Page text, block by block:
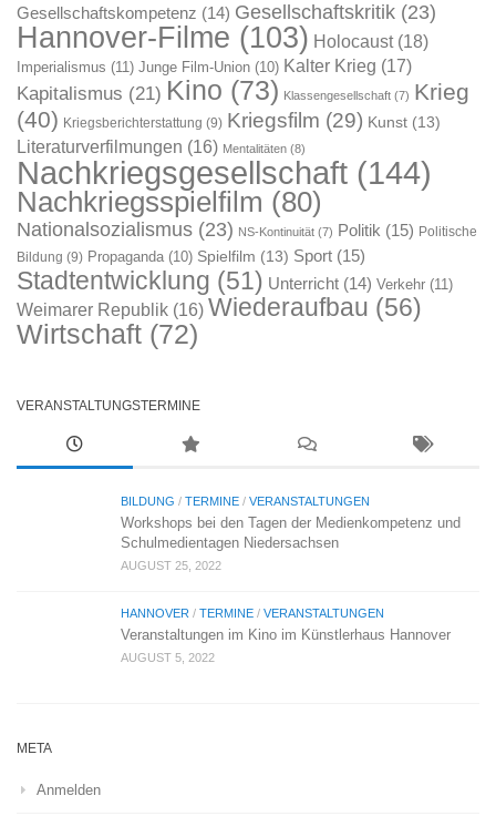
Gesellschaftskompetenz (14) Gesellschaftskritik (23)
Hannover-Filme (103) Holocaust(18)
Imperialismus (11) Junge Film-Union (10) Kalter Krieg (17)
Kapitalismus (21) Kino (73) Klassengesellschaft (7) Krieg
(40) Kriegsberichterstattung (9) Kriegsfilm (29) Kunst (13)
Literaturverfilmungen (16) Mentalitäten (8)
Nachkriegsgesellschaft (144)
Nachkriegsspielfilm (80)
Nationalsozialismus (23) NS-Kontinuität (7) Politik (15) Politische
Bildung (9) Propaganda (10) Spielfilm (13) Sport (15)
Stadtentwicklung (51) Unterricht (14) Verkehr (11)
Weimarer Republik (16) Wiederaufbau (56)
Wirtschaft (72)
VERANSTALTUNGSTERMINE
BILDUNG / TERMINE / VERANSTALTUNGEN
Workshops bei den Tagen der Medienkompetenz und
Schulmedientagen Niedersachsen
AUGUST 25, 2022
HANNOVER / TERMINE / VERANSTALTUNGEN
Veranstaltungen im Kino im Künstlerhaus Hannover
AUGUST 5, 2022
META
Anmelden